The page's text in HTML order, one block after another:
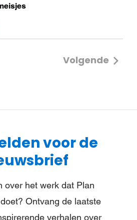
Volgende
voor de
over het werk dat Plan
Ontvang de laatste
verhalen over